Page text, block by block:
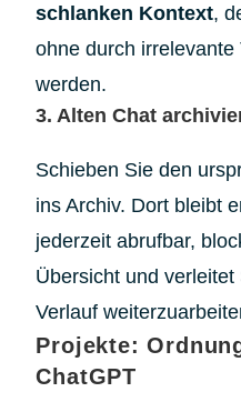
schlanken Kontext,
ohne durch irrelevante
werden.
3. Alten Chat
Schieben Sie den
ins Archiv. Dort bleibt
jederzeit abrufbar,
Übersicht und
Verlauf
Projekte:
ChatGPT